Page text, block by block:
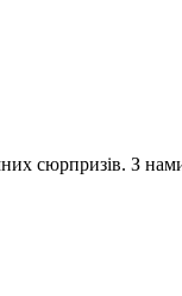
сюрпризів. З